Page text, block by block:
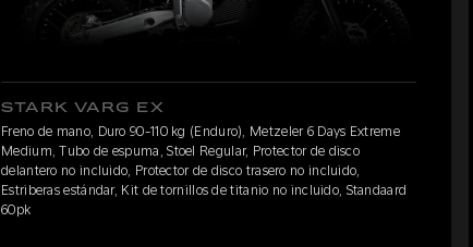
STARK VARG EX
Freno de mano, Duro 90-110 kg (Enduro), Metzeler 6 Days Extreme
Medium, Tubo de espuma, Stoel Regular, Protector de disco
delantero no incluido, Protector de disco trasero no incluido,
Estriberas estándar, Kit de tornillos de titanio no incluido, Standaard
60pk